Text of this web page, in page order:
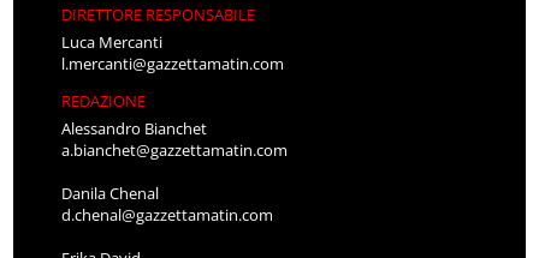
DIRETTORE RESPONSABILE
Luca Mercanti
l.mercanti@gazzettamatin.com
REDAZIONE
Alessandro Bianchet
a.bianchet@gazzettamatin.com
Danila Chenal
d.chenal@gazzettamatin.com